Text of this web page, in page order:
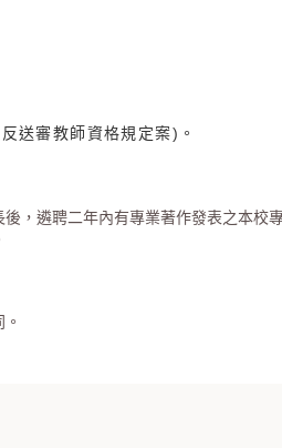
送審教師資格規定案)。
，遴聘二年內有專業著作發表之本校